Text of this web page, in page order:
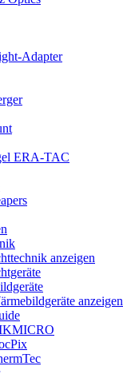
Adapter
ERA-TAC
anzeigen
anzeigen